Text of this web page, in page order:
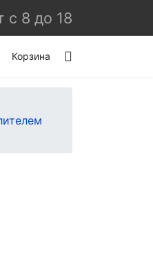
с 8 до 18
Корзина